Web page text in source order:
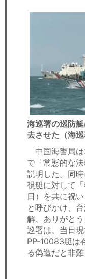
海巡署の巡防
去させた（海巡
中国海警局は
で「常態的な
説明した。同
視艇に対して
日）を共に祝
と呼びかけ、
解、ありがと
巡署は、当日
PP-10083艇は
る偽造だと非難